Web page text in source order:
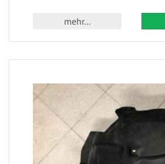
mehr...